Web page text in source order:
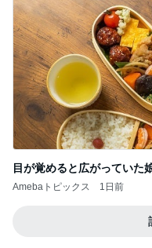
目が覚めると広がっていた
Amebaトピックス 1日前